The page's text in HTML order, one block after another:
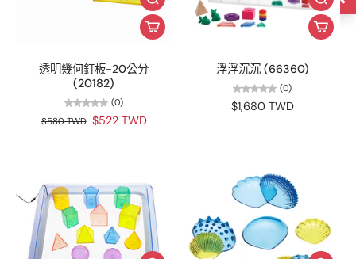
透明幾何釘板-20公分
(20182)
(0)
$580 TWD $522 TWD
浮浮沉沉 (66360)
(0)
$1,680 TWD